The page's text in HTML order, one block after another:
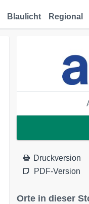
Blaulicht Regional
Druckversion
PDF-Version
Orte in dieser